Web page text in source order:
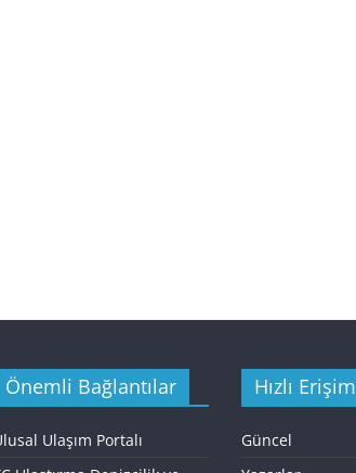
Önemli Bağlantılar
Ulaşım Portalı
Hızlı Erişim
Güncel